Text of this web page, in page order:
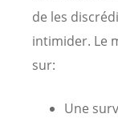
de les
intimider. Le
sur:
Une